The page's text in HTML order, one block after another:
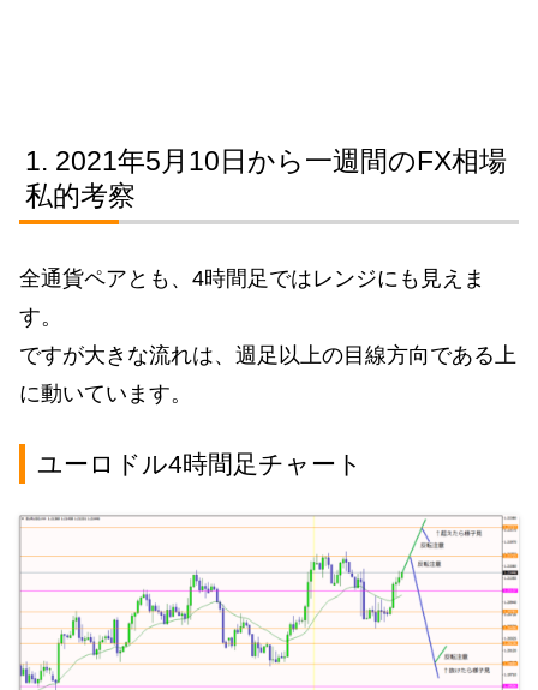
2021年5月10日から一週間のFX相場
私的考察
全通貨ペアとも、4時間足ではレンジにも見えま
す。
ですが大きな流れは、週足以上の目線方向である上
に動いています。
ユーロドル4時間足チャート